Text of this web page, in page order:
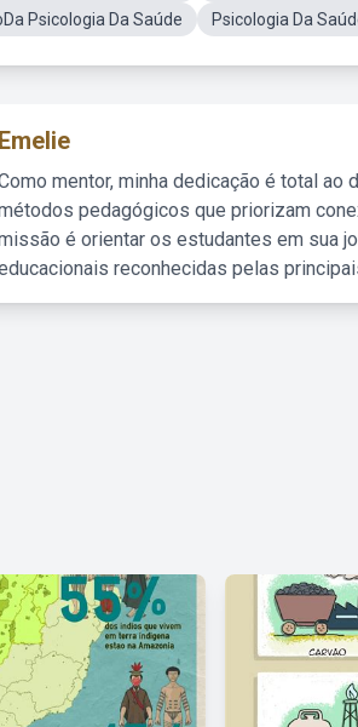
Psicologia Da Saúde
Psicologia Da
Emelie
mentor, minha dedicação é total
pedagógicos que priorizam
é orientar os estudantes em sua
reconhecidas pelas